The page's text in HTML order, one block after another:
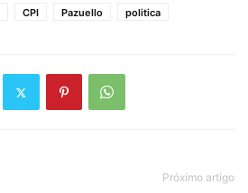
CPI Pazuello politica
Próximo artigo